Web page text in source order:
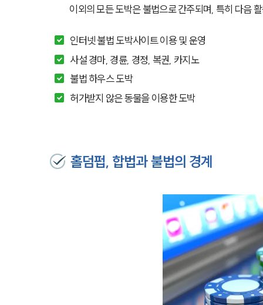
이외의 모든 도박은 불법으로 간주되며, 특히 다음
인터넷 불법 도박사이트 이용 및 운영
사설 경마, 경륜, 경정, 복권, 카지노
불법 하우스 도박
허가받지 않은 동물을 이용한 도박
홀덤펍, 합법과 불법의 경계